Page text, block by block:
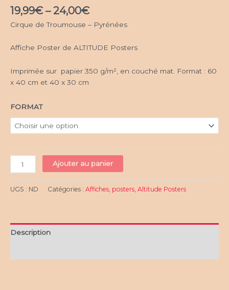
19,99€–24,00€
Cirque de Troumouse – Pyrénées
Affiche Poster de ALTITUDE Posters
Imprimée sur papier 350 g/m², en couché mat. Format : 60
x 40 cm et 40 x 30 cm
FORMAT
de
Cirque
de
Pyrénées
Posters
Ajouter au panier
UGS : ND Catégories : Affiches, posters Altitude Posters
Description